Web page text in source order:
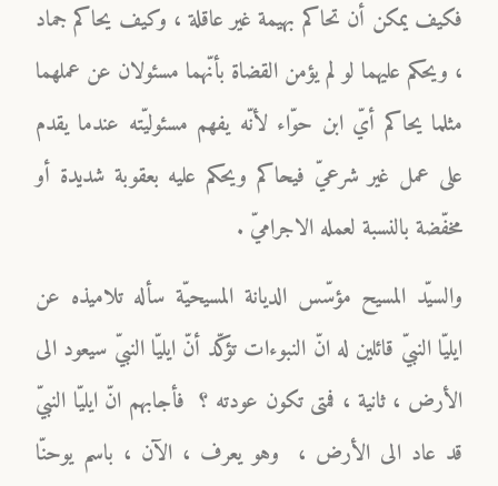
فكيف يمكن أن تحاكم بهيمة غير عاقلة ، وكيف يحاكم جماد
، ويحكم عليهما لو لم يؤمن القضاة بأنّهما مسئولان عن عملهما
مثلما يحاكم أيّ ابن حوّاء لأنّه يفهم مسئوليّته عندما يقدم
على عمل غير شرعيّ فيحاكم ويحكم عليه بعقوبة شديدة أو
مخفّضة بالنسبة لعمله الاجراميّ .
والسيّد المسيح مؤسّس الديانة المسيحيّة سأله تلاميذه عن
ايليّا النبيّ قائلين له انّ النبوءات تؤكّد أنّ ايليّا النبيّ سيعود الى
الأرض ، ثانية ، فمتى تكون عودته ؟ فأجابهم انّ ايليّا النبيّ
قد عاد الى الأرض ، وهو يعرف ، الآن ، باسم يوحنّا